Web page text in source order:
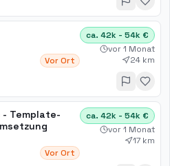
Vor Ort
ca. 42k - 54k €
vor 1 Monat
24 km
- Template-
Vor Ort
ca. 42k - 54k €
vor 1 Monat
17 km